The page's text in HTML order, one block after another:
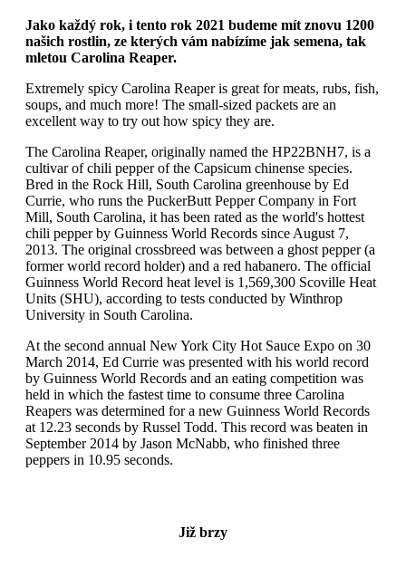
Jako každý rok, i tento rok 2021 budeme mít znovu 1200
našich rostlin, ze kterých vám nabízíme jak semena, tak
mletou Carolina Reaper.
Extremely spicy Carolina Reaper is great for meats, rubs, fish,
soups, and much more! The small-sized packets are an
excellent way to try out how spicy they are.
The Carolina Reaper, originally named the HP22BNH7, is a
cultivar of chili pepper of the Capsicum chinense species.
Bred in the Rock Hill, South Carolina greenhouse by Ed
Currie, who runs the PuckerButt Pepper Company in Fort
Mill, South Carolina, it has been rated as the world's hottest
chili pepper by Guinness World Records since August 7,
2013. The original crossbreed was between a ghost pepper (a
former world record holder) and a red habanero. The official
Guinness World Record heat level is 1,569,300 Scoville Heat
Units (SHU), according to tests conducted by Winthrop
University in South Carolina.
At the second annual New York City Hot Sauce Expo on 30
March 2014, Ed Currie was presented with his world record
by Guinness World Records and an eating competition was
held in which the fastest time to consume three Carolina
Reapers was determined for a new Guinness World Records
at 12.23 seconds by Russel Todd. This record was beaten in
September 2014 by Jason McNabb, who finished three
peppers in 10.95 seconds.
Již brzy